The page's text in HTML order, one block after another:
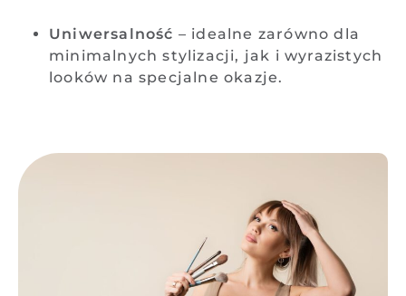
Uniwersalność – idealne zarówno dla
minimalnych stylizacji, jak i wyrazistych
looków na specjalne okazje.